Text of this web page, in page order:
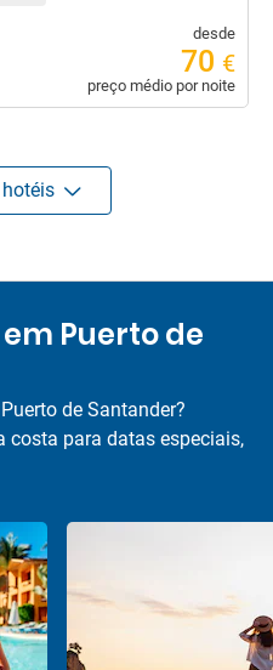
desde
70 €
preço médio por noite
Puerto de
de Santander?
costa para datas especiais,